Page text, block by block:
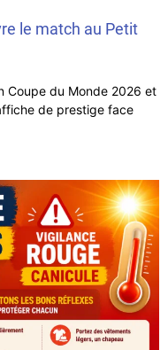
le match au Petit
Coupe du Monde 2026 et
de prestige face